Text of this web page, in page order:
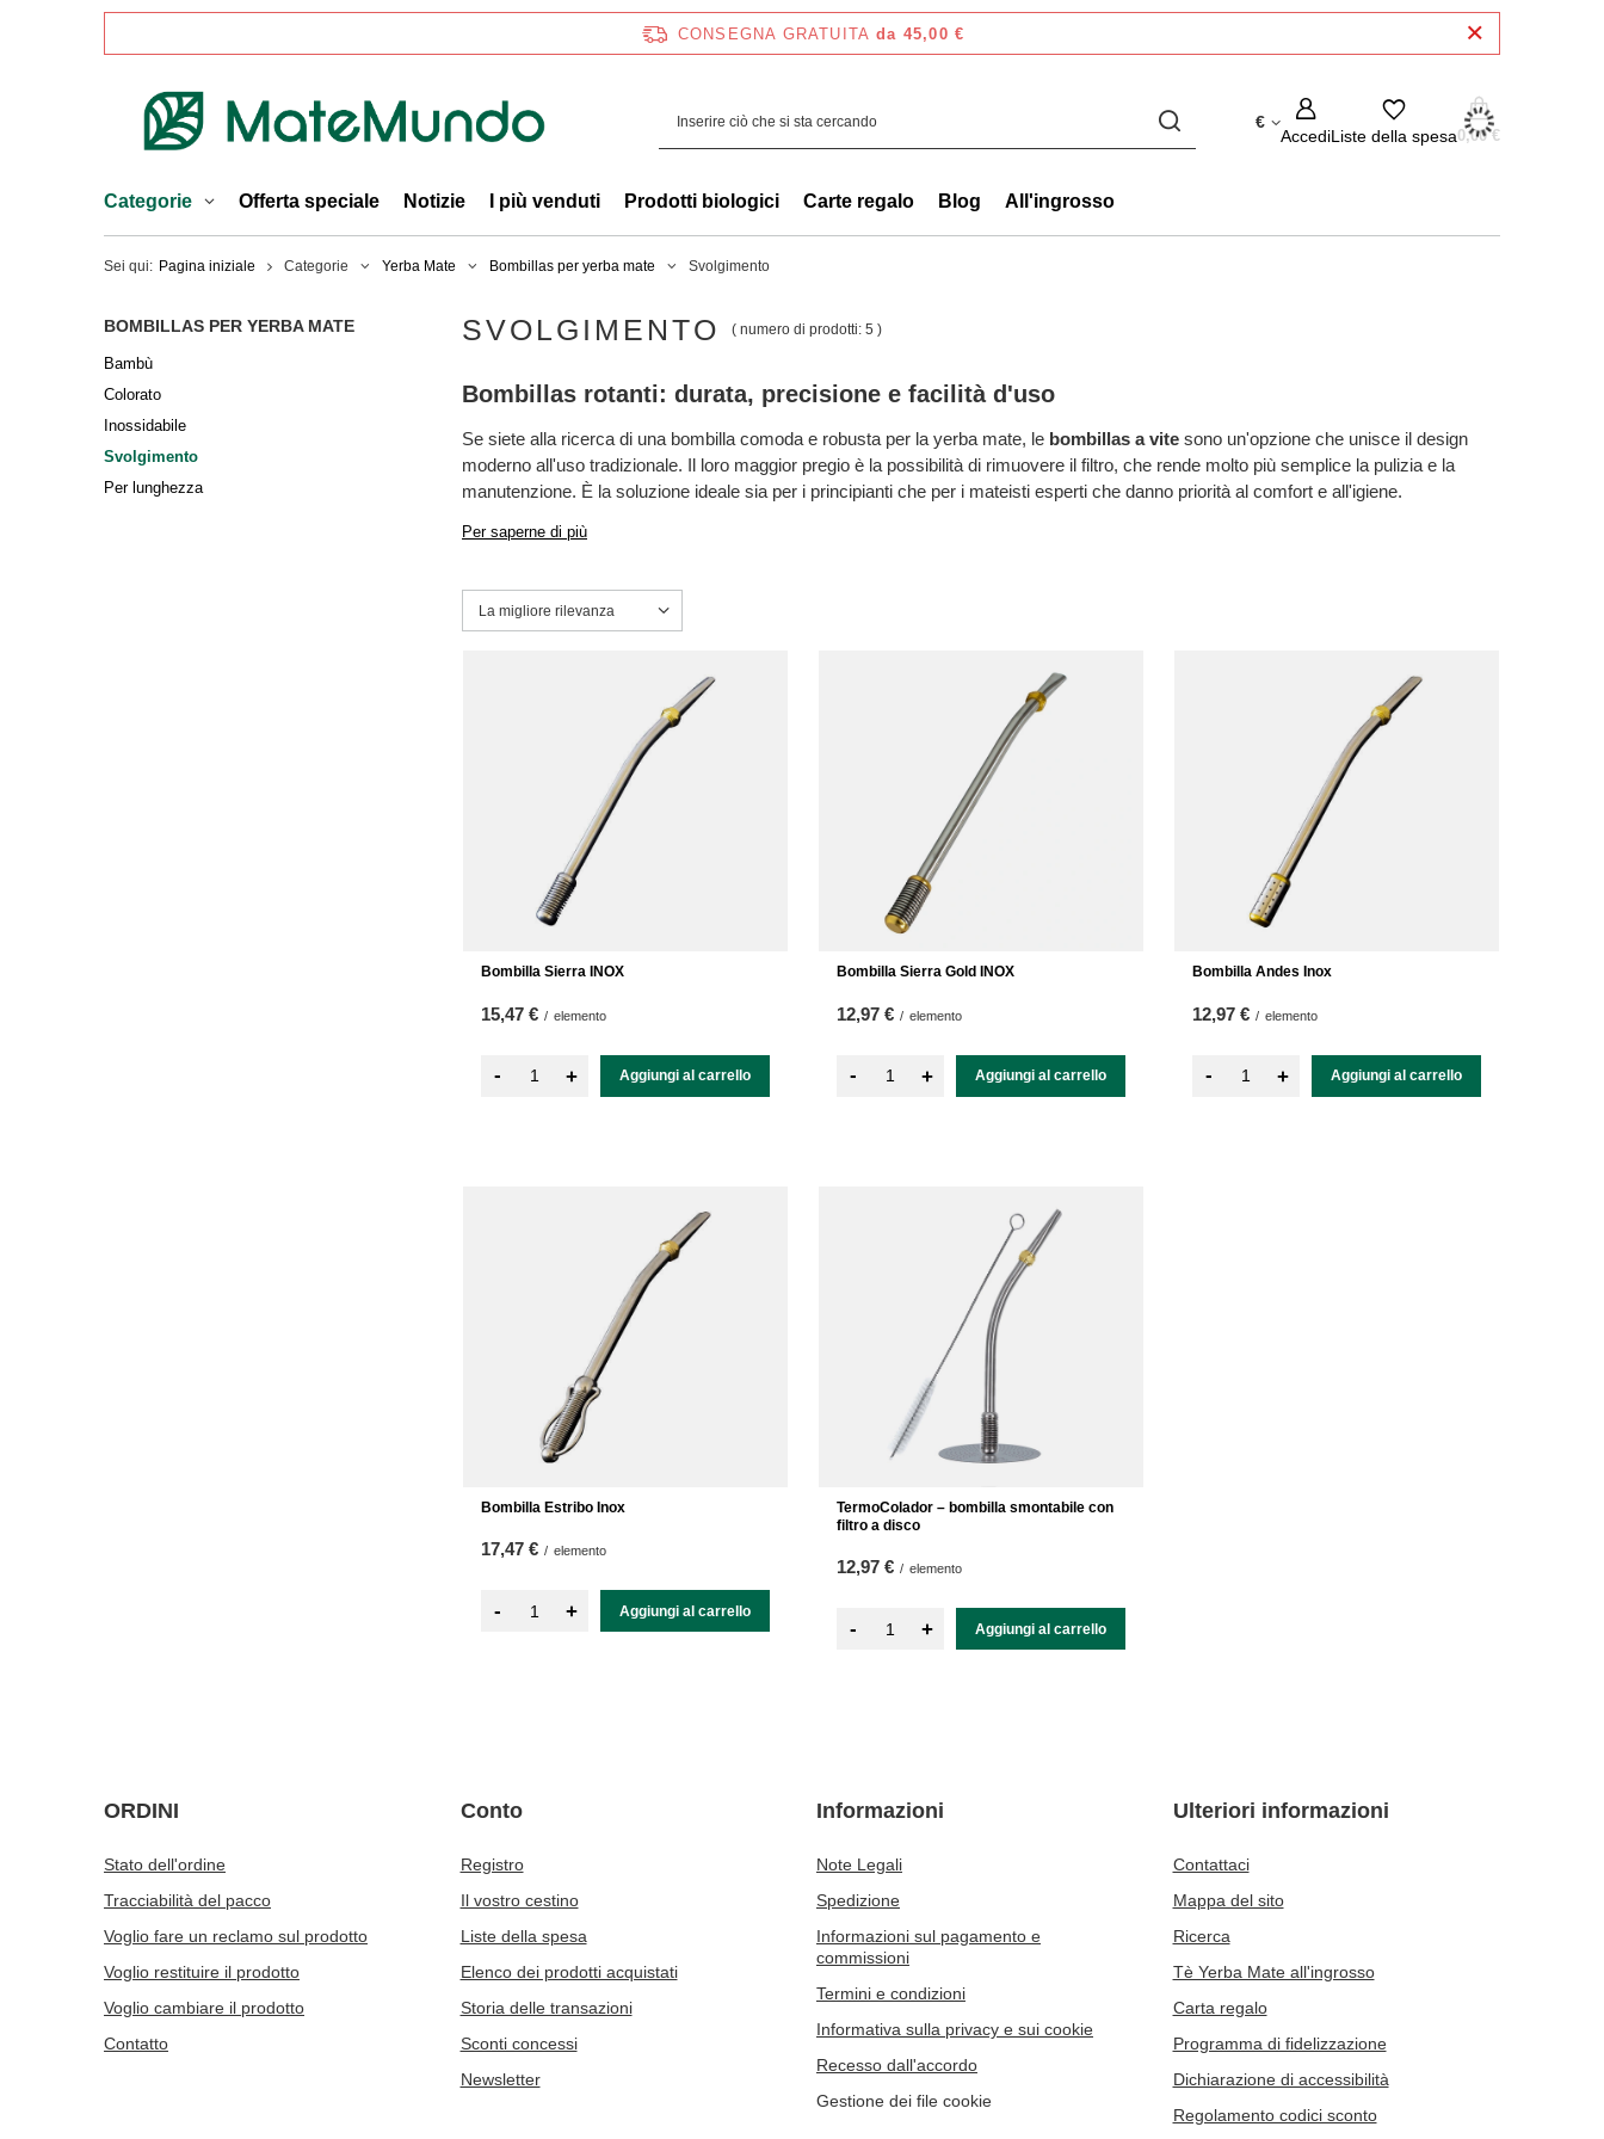
CONSEGNA GRATUITA da 45,00 €
€
AccediListe della spesa0,00 €
Categorie Offerta speciale Notizie I più venduti Prodotti biologici Carte regalo Blog All'ingrosso
Sei qui: Pagina iniziale Categorie Yerba Mate Bombillas per yerba mate Svolgimento
BOMBILLAS PER YERBA MATE
Bambù
Colorato
Inossidabile
Svolgimento
Per lunghezza
SVOLGIMENTO ( numero di prodotti: 5 )
Bombillas rotanti: durata, precisione e facilità d'uso
Se siete alla ricerca di una bombilla comoda e robusta per la yerba mate, le bombillas a vite sono un'opzione che unisce il design
moderno all'uso tradizionale. Il loro maggior pregio è la possibilità di rimuovere il filtro, che rende molto più semplice la pulizia e la
manutenzione. È la soluzione ideale sia per i principianti che per i mateisti esperti che danno priorità al comfort e all'igiene.
Per saperne di più
Modifica ordinamento
La migliore rilevanza
Bombilla Sierra INOX
15,47 € / elemento
- + Aggiungi al carrello
Bombilla Sierra Gold INOX
12,97 € / elemento
- + Aggiungi al carrello
Bombilla Andes Inox
12,97 € / elemento
- + Aggiungi al carrello
Bombilla Estribo Inox
17,47 € / elemento
- + Aggiungi al carrello
TermoColador – bombilla smontabile con
filtro a disco
12,97 € / elemento
- + Aggiungi al carrello
ORDINI
Stato dell'ordine
Tracciabilità del pacco
Voglio fare un reclamo sul prodotto
Voglio restituire il prodotto
Voglio cambiare il prodotto
Contatto
Conto
Registro
Il vostro cestino
Liste della spesa
Elenco dei prodotti acquistati
Storia delle transazioni
Sconti concessi
Newsletter
Informazioni
Note Legali
Spedizione
Informazioni sul pagamento e
commissioni
Termini e condizioni
Informativa sulla privacy e sui cookie
Recesso dall'accordo
Gestione dei file cookie
Ulteriori informazioni
Contattaci
Mappa del sito
Ricerca
Tè Yerba Mate all'ingrosso
Carta regalo
Programma di fidelizzazione
Dichiarazione di accessibilità
Regolamento codici sconto